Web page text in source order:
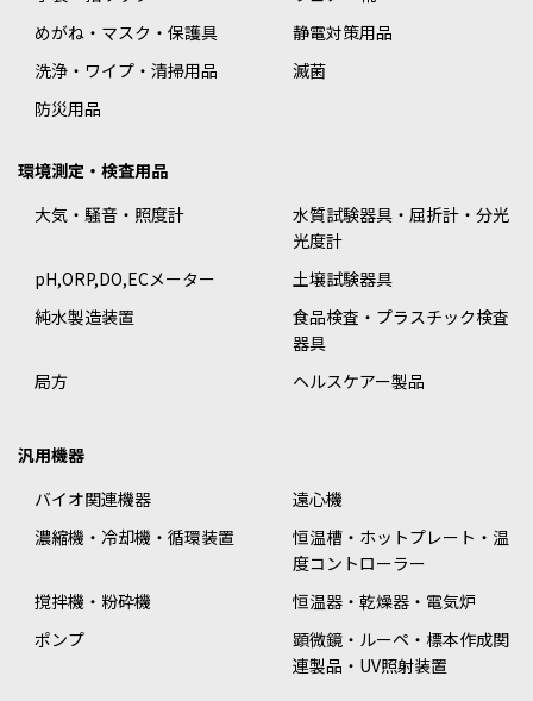
めがね・マスク・保護具
静電対策用品
洗浄・ワイプ・清掃用品
滅菌
防災用品
環境測定・検査用品
大気・騒音・照度計
水質試験器具・屈折計・分光
光度計
pH,ORP,DO,ECメーター
土壌試験器具
純水製造装置
食品検査・プラスチック検査
器具
局方
ヘルスケアー製品
汎用機器
バイオ関連機器
遠心機
濃縮機・冷却機・循環装置
恒温槽・ホットプレート・温
度コントローラー
撹拌機・粉砕機
恒温器・乾燥器・電気炉
ポンプ
顕微鏡・ルーペ・標本作成関
連製品・UV照射装置